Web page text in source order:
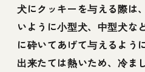
犬にクッキーを与える際は
いように小型犬、中型犬な
に砕いてあげて与えるよう
出来たては熱いため、冷ま